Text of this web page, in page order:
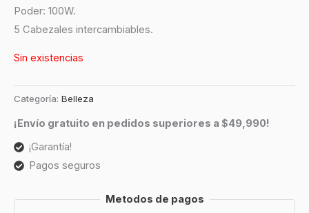
Poder: 100W.
5 Cabezales intercambiables.
Sin existencias
Categoría: Belleza
¡Envío gratuito en pedidos superiores a $49,990!
¡Garantía!
Pagos seguros
Metodos de pagos